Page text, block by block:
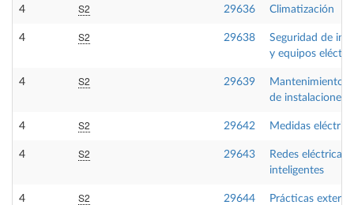
4 S2 29636 Climatización
4 S2 29638
Seguridad de
y equipos
4 S2 29639
Mantenimiento
de instalaciones
4 S2 29642 Medidas
4 S2 29643
Redes eléctricas
inteligentes
4 S2 29644 Prácticas